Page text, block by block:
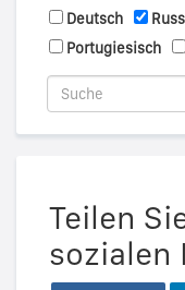
Deutsch
Portugiesisch
Teilen
sozialen